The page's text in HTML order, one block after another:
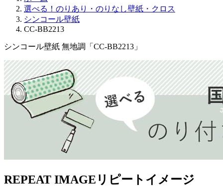
選べる！のりあり・のりなし壁紙・クロス
シンコール壁紙
CC-BB2213
シンコール壁紙 無地調「CC-BB2213」
REPEAT IMAGE リピートイメージ